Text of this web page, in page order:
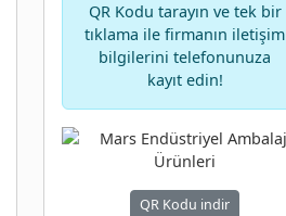
QR Kodu tarayın ve tek bir
tıklama ile firmanın iletişim
bilgilerini telefonunuza
kayıt edin!
QR Kodu indir